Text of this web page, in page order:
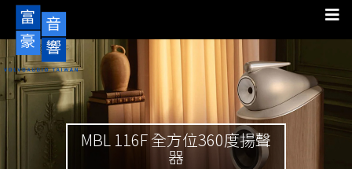
MBL 116F 全方位360度揚聲
器